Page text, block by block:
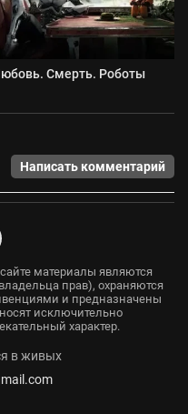
Смерть. Роботы
Написать комментарий
материалы являются
прав), охраняются
и предназначены
исключительно
характер.
в живых